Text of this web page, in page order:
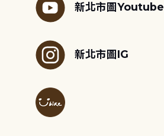
新北市圖Youtube
新北市圖IG